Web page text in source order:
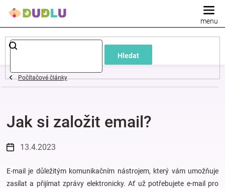
Hledat
Dětské
a
oblečení
Pokojíček
a
Počítačové články
Jak si založit email?
13.4.2023
E-mail je důležitým komunikačním nástrojem, který vám umožňuje
zasílat a přijímat zprávy elektronicky. Ať už potřebujete e-mail pro